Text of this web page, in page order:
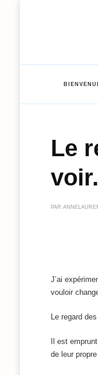
Le
PAR
J’ai
vouloir
Le regard
Il est
de leur